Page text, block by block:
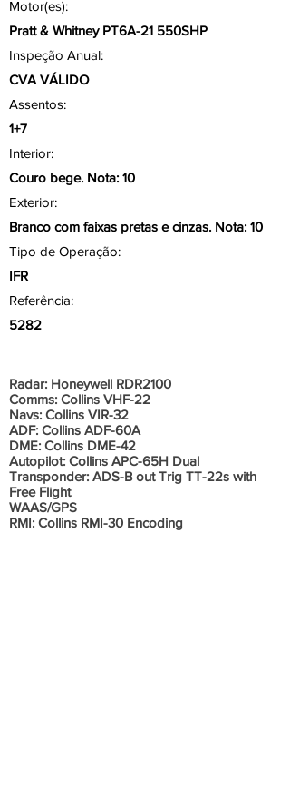
Motor(es):
Pratt & Whitney PT6A-21 550SHP
Inspeção Anual:
CVA VÁLIDO
Assentos:
1+7
Interior:
Couro bege. Nota: 10
Exterior:
Branco com faixas pretas e cinzas. Nota: 10
Tipo de Operação:
IFR
Referência:
5282
Radar: Honeywell RDR2100
Comms: Collins VHF-22
Navs: Collins VIR-32
ADF: Collins ADF-60A
DME: Collins DME-42
Autopilot: Collins APC-65H Dual
Transponder: ADS-B out Trig TT-22s with
Free Flight
WAAS/GPS
RMI: Collins RMI-30 Encoding